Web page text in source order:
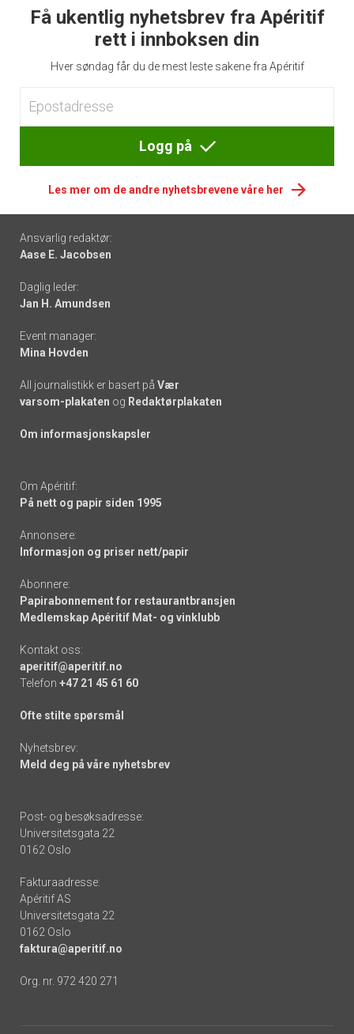
Få ukentlig nyhetsbrev fra Apéritif
rett i innboksen din
Hver søndag får du de mest leste sakene fra Apéritif
Logg på
Les mer om de andre nyhetsbrevene våre her
Footer
-
links
Ansvarlig redaktør:
Aase E. Jacobsen
Daglig leder:
Jan H. Amundsen
Event manager:
Mina Hovden
All journalistikk er basert på Vær
varsom-plakaten og Redaktørplakaten
Om informasjonskapsler
Om Apéritif:
På nett og papir siden 1995
Annonsere:
Informasjon og priser nett/papir
Abonnere:
Papirabonnement for restaurantbransjen
Medlemskap Apéritif Mat- og vinklubb
Kontakt oss:
aperitif@aperitif.no
Telefon +47 21 45 61 60
Ofte stilte spørsmål
Nyhetsbrev:
Meld deg på våre nyhetsbrev
Post- og besøksadresse:
Universitetsgata 22
0162 Oslo
Fakturaadresse:
Apéritif AS
Universitetsgata 22
0162 Oslo
faktura@aperitif.no
Org. nr. 972 420 271